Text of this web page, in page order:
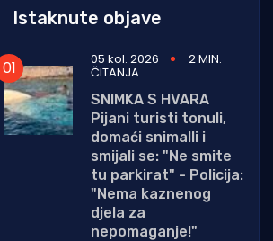
Istaknute objave
05 kol. 2026 2 MIN.
ČITANJA
SNIMKA S HVARA
Pijani turisti tonuli,
domaći snimalli i
smijali se: "Ne smite
tu parkirat" - Policija:
"Nema kaznenog
djela za
nepomaganje!"